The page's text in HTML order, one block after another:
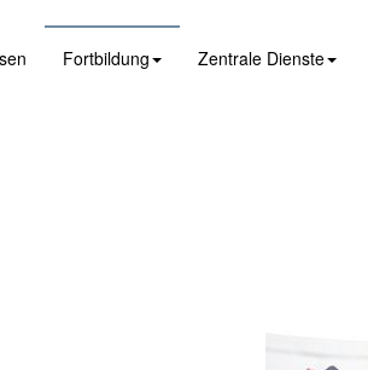
Fortbildung Zentrale Dienste